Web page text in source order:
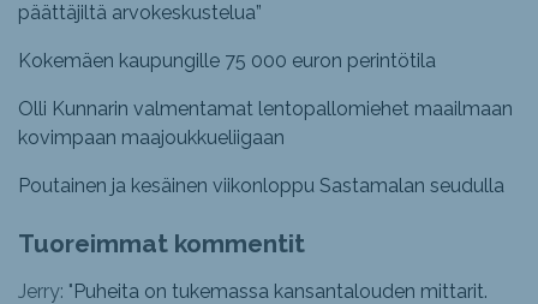
päättäjiltä arvokeskustelua”
Kokemäen kaupungille 75 000 euron perintötila
Olli Kunnarin valmentamat lentopallomiehet maailmaan
kovimpaan maajoukkueliigaan
Poutainen ja kesäinen viikonloppu Sastamalan seudulla
Tuoreimmat kommentit
Jerry: "Puheita on tukemassa kansantalouden mittarit.